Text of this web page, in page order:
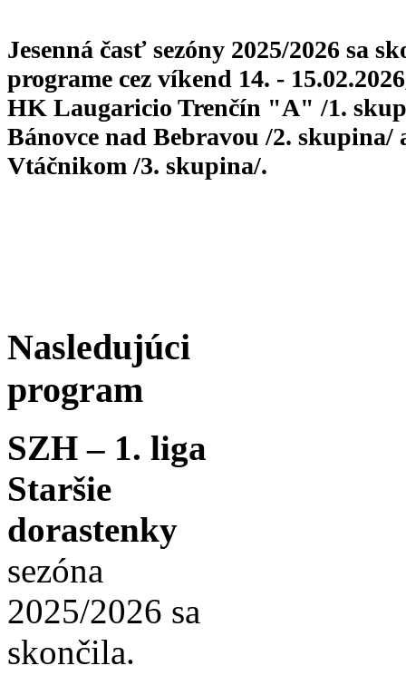
Jesenná časť sezóny 2025/2026 sa
programe cez víkend 14. -
HK Laugaricio Trenčín "A" /1.
Bánovce nad Bebravou /2. skupina/
Vtáčnikom /3. skupina/.
Nasledujúci
program
SZH – 1. liga
Staršie
dorastenky
sezóna
2025/2026 sa
skončila.